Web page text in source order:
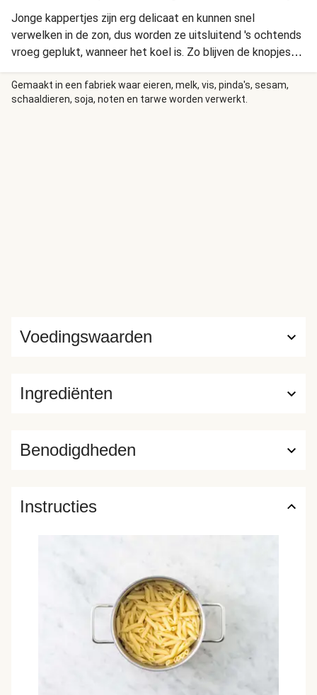
Jonge kappertjes zijn erg delicaat en kunnen snel
verwelken in de zon, dus worden ze uitsluitend 's ochtends
vroeg geplukt, wanneer het koel is. Zo blijven de knopjes
mooi vol en smaakvol!
Gemaakt in een fabriek waar eieren, melk, vis, pinda's, sesam,
schaaldieren, soja, noten en tarwe worden verwerkt.
Ingrediënten
Voedingswaarden
Benodigdheden
Instructies